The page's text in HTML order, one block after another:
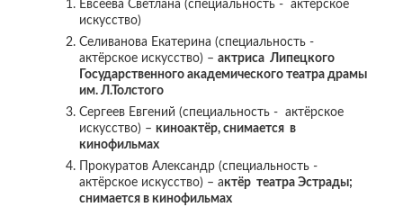
Евсеева Светлана (специальность - актёрское
искусство)
Селиванова Екатерина (специальность -
актёрское искусство) – актриса Липецкого
Государственного академического театра драмы
им. Л.Толстого
Сергеев Евгений (специальность - актёрское
искусство) – киноактёр, снимается в
кинофильмах
Прокуратов Александр (специальность -
актёрское искусство) – актёр театра Эстрады;
снимается в кинофильмах